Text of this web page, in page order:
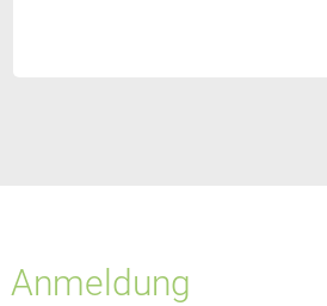
Anmeldung